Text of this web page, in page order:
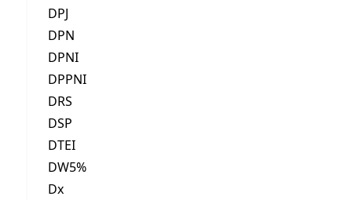
DPJ
DPN
DPNI
DPPNI
DRS
DSP
DTEI
DW5%
Dx